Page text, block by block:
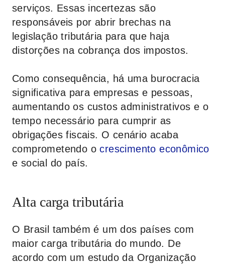
serviços. Essas incertezas são
responsáveis por abrir brechas na
legislação tributária para que haja
distorções na cobrança dos impostos.
Como consequência, há uma burocracia
significativa para empresas e pessoas,
aumentando os custos administrativos e o
tempo necessário para cumprir as
obrigações fiscais. O cenário acaba
comprometendo ocrescimento econômico
e social do país.
Alta carga tributária
O Brasil também é um dos países com
maior carga tributária do mundo. De
acordo com um estudo da Organização